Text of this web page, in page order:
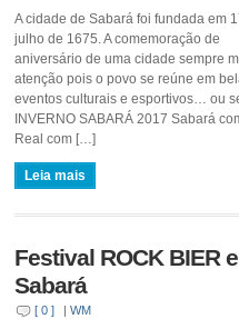
A cidade de Sabará foi fundada em
julho de 1675. A comemoração de
aniversário de uma cidade sempre
atenção pois o povo se reúne em
eventos culturais e esportivos… ou
INVERNO SABARÁ 2017 Sabará
Real com […]
Leia mais
Festival ROCK BIER
Sabará
[ 0 ] |WM